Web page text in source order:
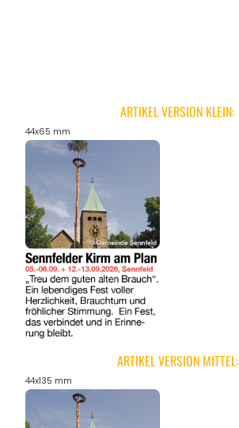
ARTIKEL VERSION KLEIN:
44x65 mm
ARTIKEL VERSION MITTEL:
44x135 mm